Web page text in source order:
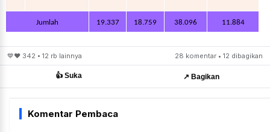
Jumlah 19.337 18.759 38.096 11.884
💙❤️ 342 • 12 rb lainnya 28 komentar • 12 dibagikan
👍 Suka ↗️ Bagikan
Komentar Pembaca